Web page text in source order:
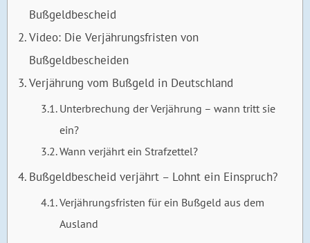
Bußgeldbescheid
Video: Die Verjährungsfristen von
Bußgeldbescheiden
Verjährung vom Bußgeld in Deutschland
Unterbrechung der Verjährung – wann tritt sie
ein?
Wann verjährt ein Strafzettel?
Bußgeldbescheid verjährt – Lohnt ein Einspruch?
Verjährungsfristen für ein Bußgeld aus dem
Ausland